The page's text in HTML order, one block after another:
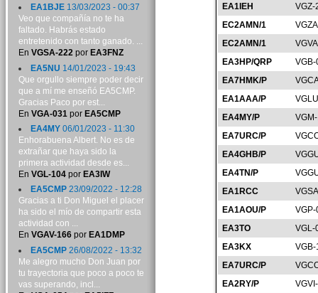
EA1IEH
VGZ-
EC2AMN/1
EC2AMN/1
EA3HP/QRP
EA7HMK/P
EA1AAA/P
EA4MY/P
EA7URC/P
EA4GHB/P
EA4TN/P
EA1RCC
EA1AOU/P
EA3TO
VGL-
EA3KX
EA7URC/P
EA2RY/P
EA1BJE13/03/2023 - 00:37
Veo que compañía no te ha
faltado. Habrás estado
entretenido con tanto ganado. ...
En VGSA-222por EA3FNZ
EA5NU 14/01/2023 - 19:43
Que orgullo siempre poder decir
que a mí me enseñó EA5CMP.
Gracias Paco por est...
En VGA-031 por EA5CMP
EA4MY06/01/2023 - 11:30
Enhorabuena Albert. No es de
extrañar que haya sido la
primera actividad desde es...
En VGL-104por EA3IW
EA5CMP23/09/2022 - 12:28
Gracias a ti Don Miguel el placer
ha sido el mío de compartir esta
actividad con ...
En VGAV-166por EA1DMP
EA5CMP26/08/2022 - 13:32
Me alegro mucho Don Juan por
tu trayectoria que poco a poco te
vas superando, incl...